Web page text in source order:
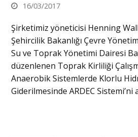
16/03/2017
Şirketimiz yöneticisi Henning
Şehircilik Bakanlığı Çevre
Su ve Toprak Yönetimi Dairesi
düzenlenen Toprak Kirliliği
Anaerobik Sistemlerde Klorlu
Giderilmesinde ARDEC Sistemi’ni